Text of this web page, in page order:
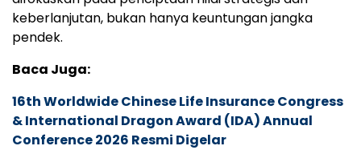
keberlanjutan, bukan hanya keuntungan jangka
pendek.
Baca Juga:
16th Worldwide Chinese Life Insurance Congress
& International Dragon Award (IDA) Annual
Conference 2026 Resmi Digelar